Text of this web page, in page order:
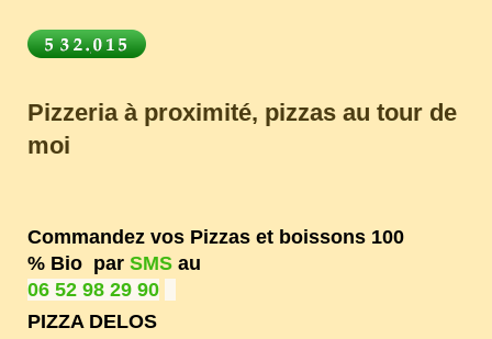
Pizzeria à proximité, pizzas au tour de
moi
Commandez vos Pizzas et boissons 100
% Bio par SMS au
06 52 98 29 90
PIZZA DELOS